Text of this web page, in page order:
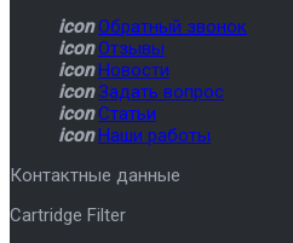
icon Обратный звонок
icon Отзывы
icon Новости
icon Задать вопрос
icon Статьи
icon Наши работы
Контактные данные
Cartridge Filter